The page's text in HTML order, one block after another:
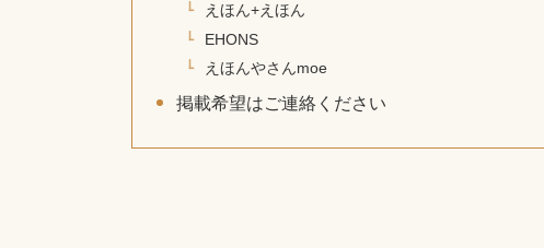
えほん+えほん
EHONS
えほんやさんmoe
掲載希望はご連絡ください